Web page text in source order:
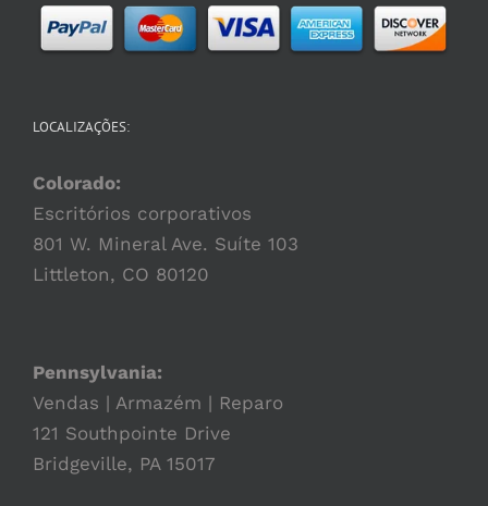
LOCALIZAÇÕES:
Colorado:
Escritórios corporativos
801 W. Mineral Ave. Suíte 103
Littleton, CO 80120
Pennsylvania:
Vendas | Armazém | Reparo
121 Southpointe Drive
Bridgeville, PA 15017